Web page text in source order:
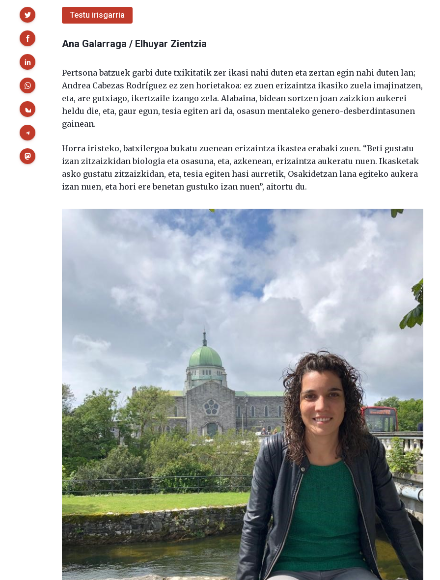
Testu irisgarria
Ana Galarraga / Elhuyar Zientzia
Pertsona batzuek garbi dute txikitatik zer ikasi nahi duten eta zertan egin nahi duten lan;
Andrea Cabezas Rodríguez ez zen horietakoa: ez zuen erizaintza ikasiko zuela imajinatzen,
eta, are gutxiago, ikertzaile izango zela. Alabaina, bidean sortzen joan zaizkion aukerei
heldu die, eta, gaur egun, tesia egiten ari da, osasun mentaleko genero-desberdintasunen
gainean.
Horra iristeko, batxilergoa bukatu zuenean erizaintza ikastea erabaki zuen. “Beti gustatu
izan zitzaizkidan biologia eta osasuna, eta, azkenean, erizaintza aukeratu nuen. Ikasketak
asko gustatu zitzaizkidan, eta, tesia egiten hasi aurretik, Osakidetzan lana egiteko aukera
izan nuen, eta hori ere benetan gustuko izan nuen”, aitortu du.
Partekatu